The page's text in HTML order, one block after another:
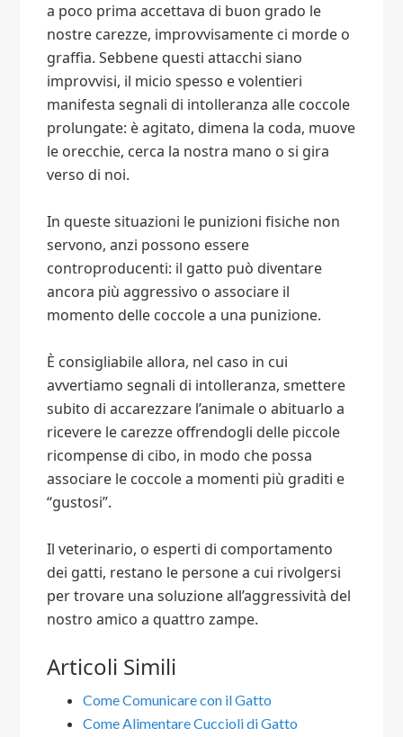
a poco prima accettava di buon grado le
nostre carezze, improvvisamente ci morde o
graffia. Sebbene questi attacchi siano
improvvisi, il micio spesso e volentieri
manifesta segnali di intolleranza alle coccole
prolungate: è agitato, dimena la coda, muove
le orecchie, cerca la nostra mano o si gira
verso di noi.
In queste situazioni le punizioni fisiche non
servono, anzi possono essere
controproducenti: il gatto può diventare
ancora più aggressivo o associare il
momento delle coccole a una punizione.
È consigliabile allora, nel caso in cui
avvertiamo segnali di intolleranza, smettere
subito di accarezzare l’animale o abituarlo a
ricevere le carezze offrendogli delle piccole
ricompense di cibo, in modo che possa
associare le coccole a momenti più graditi e
“gustosi”.
Il veterinario, o esperti di comportamento
dei gatti, restano le persone a cui rivolgersi
per trovare una soluzione all’aggressività del
nostro amico a quattro zampe.
Articoli Simili
Come Comunicare con il Gatto
Come Alimentare Cuccioli di Gatto